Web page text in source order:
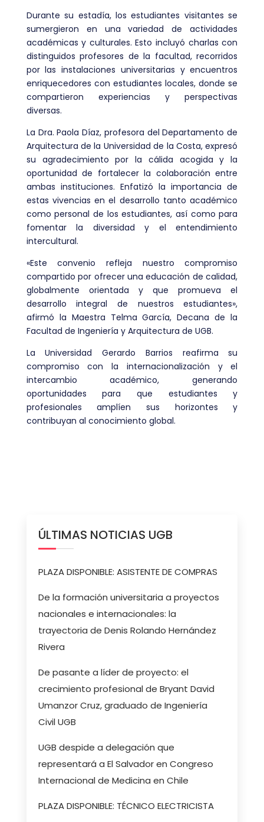
Durante su estadía, los estudiantes visitantes se
sumergieron en una variedad de actividades
académicas y culturales. Esto incluyó charlas con
distinguidos profesores de la facultad, recorridos
por las instalaciones universitarias y encuentros
enriquecedores con estudiantes locales, donde se
compartieron experiencias y perspectivas
diversas.
La Dra. Paola Díaz, profesora del Departamento de
Arquitectura de la Universidad de la Costa, expresó
su agradecimiento por la cálida acogida y la
oportunidad de fortalecer la colaboración entre
ambas instituciones. Enfatizó la importancia de
estas vivencias en el desarrollo tanto académico
como personal de los estudiantes, así como para
fomentar la diversidad y el entendimiento
intercultural.
«Este convenio refleja nuestro compromiso
compartido por ofrecer una educación de calidad,
globalmente orientada y que promueva el
desarrollo integral de nuestros estudiantes»,
afirmó la Maestra Telma García, Decana de la
Facultad de Ingeniería y Arquitectura de UGB.
La Universidad Gerardo Barrios reafirma su
compromiso con la internacionalización y el
intercambio académico, generando
oportunidades para que estudiantes y
profesionales amplíen sus horizontes y
contribuyan al conocimiento global.
ÚLTIMAS NOTICIAS UGB
PLAZA DISPONIBLE: ASISTENTE DE COMPRAS
De la formación universitaria a proyectos
nacionales e internacionales: la
trayectoria de Denis Rolando Hernández
Rivera
De pasante a líder de proyecto: el
crecimiento profesional de Bryant David
Umanzor Cruz, graduado de Ingeniería
Civil UGB
UGB despide a delegación que
representará a El Salvador en Congreso
Internacional de Medicina en Chile
PLAZA DISPONIBLE: TÉCNICO ELECTRICISTA